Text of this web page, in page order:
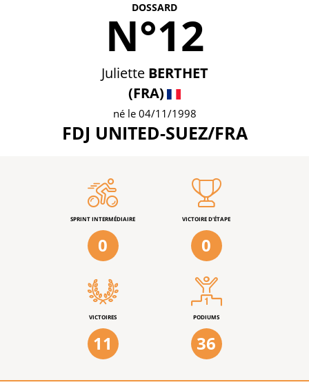
DOSSARD
N°12
Juliette BERTHET
(FRA)
né le 04/11/1998
FDJ UNITED-SUEZ/FRA
SPRINT INTERMÉDIAIRE
0
VICTOIRE D'ÉTAPE
0
VICTOIRES
11
PODIUMS
36